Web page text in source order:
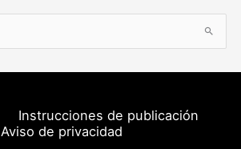
Instrucciones de publicación
Aviso de privacidad